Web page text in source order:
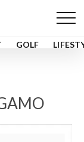
GOLF